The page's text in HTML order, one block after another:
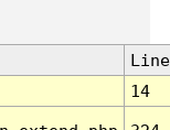
Line
14